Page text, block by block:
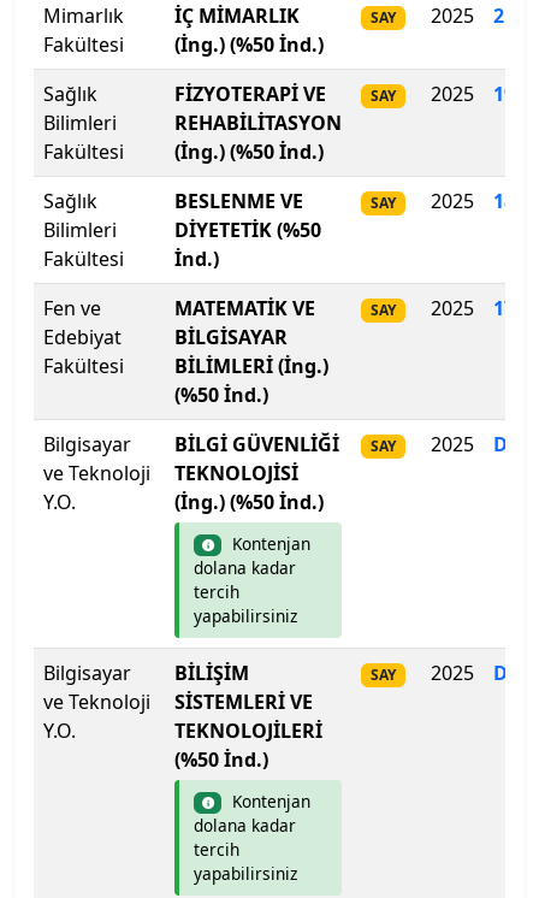
Kahramanmaraş Sütçü İmam Üniversitesi
Kahramanmaraş Sütçü İmam Üniversitesi
Kapadokya Üniversitesi
Kapadokya Üniversitesi
Karabük Üniversitesi
Karadeniz Teknik Üniversitesi
Karamanoğlu Mehmetbey Üniversitesi
Kastamonu Üniversitesi
Kayseri Üniversitesi
Kıbrıs Amerikan Üniversitesi
Kıbrıs Amerikan Üniversitesi
Kıbrıs Aydın Üniversitesi
Kıbrıs Batı Üniversitesi
Kıbrıs Sağlık ve Toplum Bilimleri Üniversitesi
Kırgızistan-Türkiye Manas Üniversitesi
Mimarlık
Fakültesi
İÇ MİMARLIK
(İng.) (%50 İnd.)
SAY 2025 215
Sağlık
Bilimleri
Fakültesi
FİZYOTERAPİ VE
REHABİLİTASYON
(İng.) (%50 İnd.)
SAY 2025 195
Sağlık
Bilimleri
Fakültesi
BESLENME VE
DİYETETİK (%50
İnd.)
SAY 2025 186
Fen ve
Edebiyat
Fakültesi
MATEMATİK VE
BİLGİSAYAR
BİLİMLERİ (İng.)
(%50 İnd.)
SAY 2025 178
Bilgisayar
ve Teknoloji
Y.O.
BİLGİ GÜVENLİĞİ
TEKNOLOJİSİ
(İng.) (%50 İnd.)
Kontenjan
dolana kadar
tercih
yapabilirsiniz
SAY 2025
Bilgisayar
ve Teknoloji
Y.O.
BİLİŞİM
SİSTEMLERİ VE
TEKNOLOJİLERİ
(%50 İnd.)
Kontenjan
dolana kadar
tercih
yapabilirsiniz
SAY 2025